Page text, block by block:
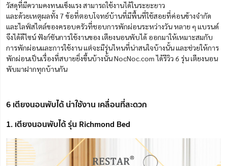
วัสดุที่มีความคงทนแข็งแรง สามารถใช้งานได้ในระยะยาว
และด้วยเหตุผลทั้ง 7 ข้อที่ตอบโจทย์บ้านที่มีพื้นที่ใช้สอยที่ค่อนข้างจำกัด
และไลฟ์สไตล์ของครอบครัวที่ชอบการพักผ่อนระหว่างวัน หลาย ๆ แบรนด์
จึงได้ดีไซน์ ฟังก์ชันการใช้งานของ เตียงนอนพับได้ ออกมาให้เหมาะสมกับ
การพักผ่อนและการใช้งาน แต่จะมีรุ่นไหนที่น่าสนใจบ้างนั้น และช่วยให้การ
พักผ่อนเป็นเรื่องที่สบายยิ่งขึ้นบ้างนั้น NocNoc.com ได้รีวิว 6 รุ่น เตียงนอน
พับมาฝากทุกบ้านกัน
6 เตียงนอนพับได้ น่าใช้งาน เคลื่อนที่สะดวก
1. เตียงนอนพับได้ รุ่น Richmond Bed